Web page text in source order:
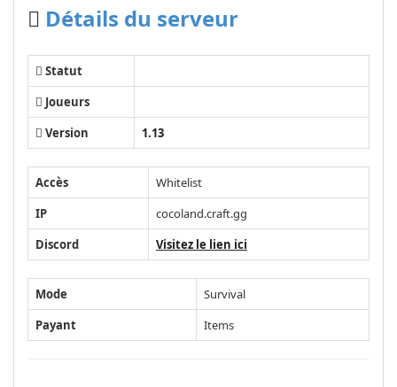
Détails du serveur
Statut
Joueurs
Version
1.13
Accès
Whitelist
IP
cocoland.craft.gg
Discord
Visitez le lien ici
Mode
Survival
Payant
Items